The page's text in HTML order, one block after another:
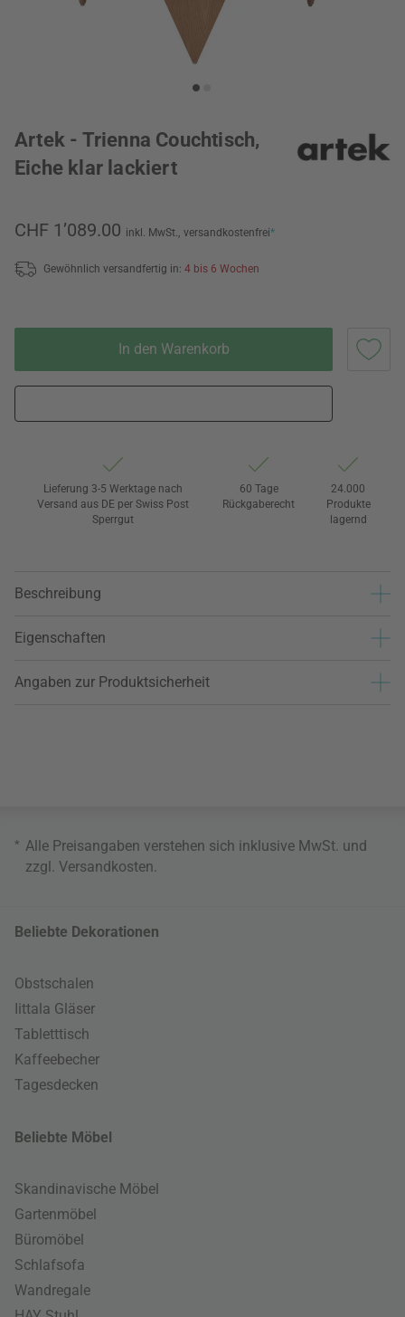
Artek - Trienna Couchtisch,
Eiche klar lackiert
CHF 1’089.00 inkl. MwSt., versandkostenfrei*
Gewöhnlich versandfertig in: 4 bis 6 Wochen
In den Warenkorb
Lieferung 3-5 Werktage nach
Versand aus DE per Swiss Post
Sperrgut
60 Tage
Rückgaberecht
24.000
Produkte
lagernd
Beschreibung
Eigenschaften
Angaben zur Produktsicherheit
* Alle Preisangaben verstehen sich inklusive MwSt. und
zzgl. Versandkosten
Beliebte Dekorationen
Obstschalen
Iittala Gläser
Tabletttisch
Kaffeebecher
Tagesdecken
Beliebte Möbel
Skandinavische Möbel
Gartenmöbel
Büromöbel
Schlafsofa
Wandregale